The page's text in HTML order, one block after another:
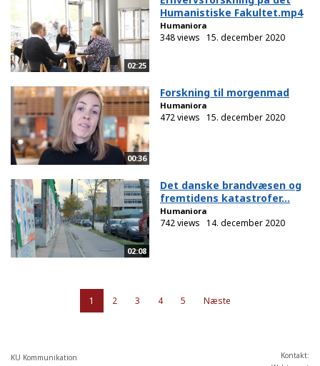
02:25
Humanistiske Fakultet.mp4
Humaniora
348 views 15. december 2020
00:36
Forskning til morgenmad
Humaniora
472 views 15. december 2020
02:08
Det danske brandvæsen og
fremtidens katastrofer...
Humaniora
742 views 14. december 2020
1 2 3 4 5 Næste
KU Kommunikation
Kontakt: